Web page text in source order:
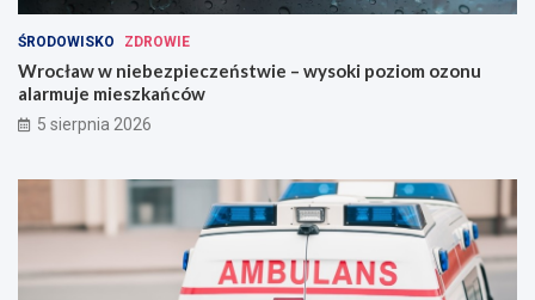
ŚRODOWISKO ZDROWIE
Wrocław w niebezpieczeństwie – wysoki poziom ozonu
alarmuje mieszkańców
5 sierpnia 2026